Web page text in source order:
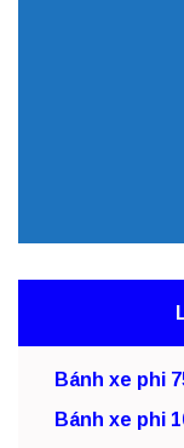
Bánh xe phi
Bánh xe phi